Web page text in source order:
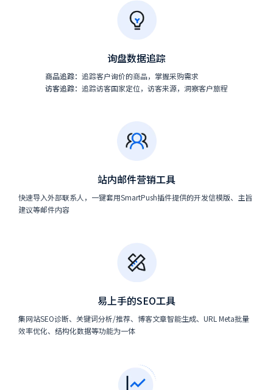
询盘数据追踪
商品追踪： 追踪客户询价的商品，掌握采购需求
访客追踪： 追踪访客国家定位，访客来源，洞察客户旅程
站内邮件营销工具
快速导入外部联系人，一键套用SmartPush插件提供的开发信模版、主旨
建议等邮件内容
易上手的SEO工具
集网站SEO诊断、关键词分析/推荐、博客文章智能生成、URL Meta批量
效率优化、结构化数据等功能为一体